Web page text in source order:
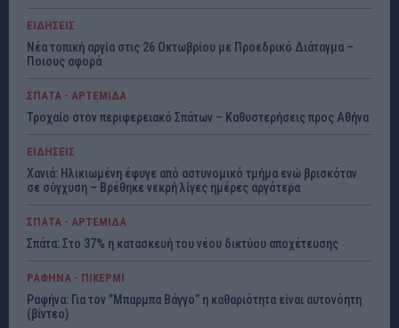
ΕΙΔΗΣΕΙΣ
Νέα τοπική αργία στις 26 Οκτωβρίου με Προεδρικό Διάταγμα –
Ποιους αφορά
ΣΠΑΤΑ - ΑΡΤΕΜΙΔΑ
Τροχαίο στον περιφερειακό Σπάτων – Καθυστερήσεις προς Αθήνα
ΕΙΔΗΣΕΙΣ
Χανιά: Ηλικιωμένη έφυγε από αστυνομικό τμήμα ενώ βρισκόταν
σε σύγχυση – Βρέθηκε νεκρή λίγες ημέρες αργότερα
ΣΠΑΤΑ - ΑΡΤΕΜΙΔΑ
Σπάτα: Στο 37% η κατασκευή του νέου δικτύου αποχέτευσης
ΡΑΦΗΝΑ - ΠΙΚΕΡΜΙ
Ραφήνα: Για τον ”Μπαρμπα Βάγγο” η καθαριότητα είναι αυτονόητη
(βίντεο)